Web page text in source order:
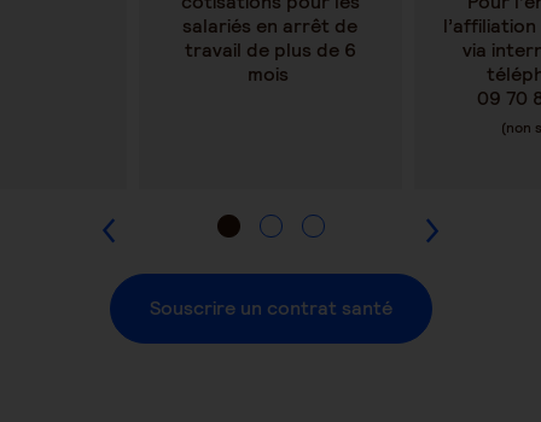
salariés en arrêt de
travail de plus de 6
mois
via
09 70
(non
Souscrire un contrat santé